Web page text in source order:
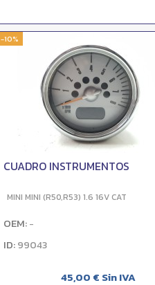
-10%
CUADRO INSTRUMENTOS
MINI MINI (R50,R53) 1.6 16V CAT
OEM: -
ID:99043
45,00 € Sin IVA